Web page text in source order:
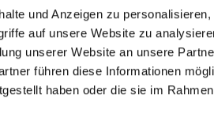
und Anzeigen zu
auf unsere Website zu
unserer Website an unsere
führen diese Informationen
haben oder die sie im
Impressum